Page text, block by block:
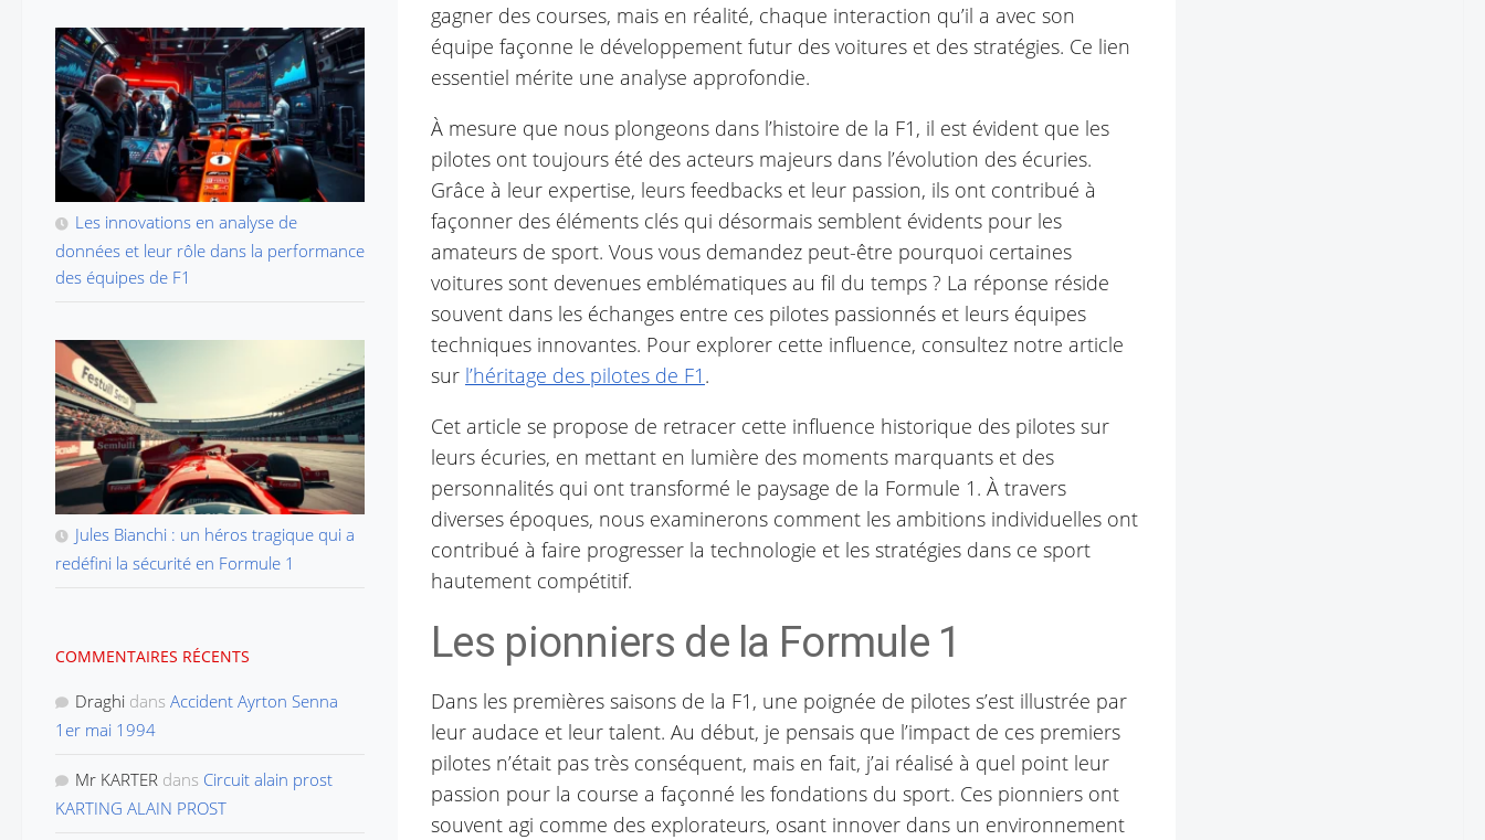
gagner des courses, mais en réalité, chaque interaction qu’il a avec son
équipe façonne le développement futur des voitures et des stratégies. Ce lien
essentiel mérite une analyse approfondie.
À mesure que nous plongeons dans l’histoire de la F1, il est évident que les
pilotes ont toujours été des acteurs majeurs dans l’évolution des écuries.
Grâce à leur expertise, leurs feedbacks et leur passion, ils ont contribué à
façonner des éléments clés qui désormais semblent évidents pour les
amateurs de sport. Vous vous demandez peut-être pourquoi certaines
voitures sont devenues emblématiques au fil du temps ? La réponse réside
souvent dans les échanges entre ces pilotes passionnés et leurs équipes
techniques innovantes. Pour explorer cette influence, consultez notre article
sur l’héritage des pilotes de F1 .
Cet article se propose de retracer cette influence historique des pilotes sur
leurs écuries, en mettant en lumière des moments marquants et des
personnalités qui ont transformé le paysage de la Formule 1. À travers
diverses époques, nous examinerons comment les ambitions individuelles ont
contribué à faire progresser la technologie et les stratégies dans ce sport
hautement compétitif.
Les pionniers de la Formule 1
Dans les premières saisons de la F1, une poignée de pilotes s’est illustrée par
leur audace et leur talent. Au début, je pensais que l’impact de ces premiers
pilotes n’était pas très conséquent, mais en fait, j’ai réalisé à quel point leur
passion pour la course a façonné les fondations du sport. Ces pionniers ont
souvent agi comme des explorateurs, osant innover dans un environnement
Les innovations en analyse de
données et leur rôle dans la performance
des équipes de F1
Jules Bianchi : un héros tragique qui a
redéfini la sécurité en Formule 1
COMMENTAIRES RÉCENTS
Draghi dans Accident Ayrton Senna
1er mai 1994
Mr KARTER dans Circuit alain prost
KARTING ALAIN PROST